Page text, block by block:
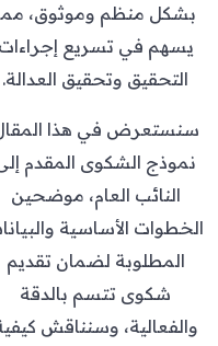
بشكل منظم وموثوق،
يسهم في تسريع إجراءات
التحقيق وتحقيق العدالة.
سنستعرض في هذا
نموذج الشكوى المقدم
النائب العام، موضحين
الخطوات الأساسية
المطلوبة لضمان تقديم
شكوى تتسم بالدقة
والفعالية، وسنناقش